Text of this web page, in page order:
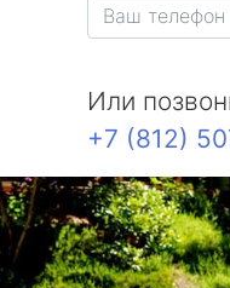
Или
+7 (812)